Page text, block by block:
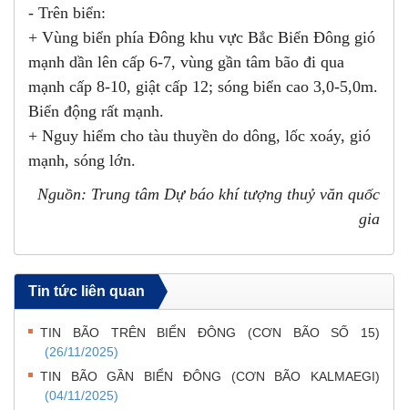
- Trên biển:
+ Vùng biển phía Đông khu vực Bắc Biển Đông gió
mạnh dần lên cấp 6-7, vùng gần tâm bão đi qua
mạnh cấp 8-10, giật cấp 12; sóng biển cao 3,0-5,0m.
Biển động rất mạnh.
+ Nguy hiểm cho tàu thuyền do dông, lốc xoáy, gió
mạnh, sóng lớn.
Nguồn: Trung tâm Dự báo khí tượng thuỷ văn quốc
gia
Tin tức liên quan
TIN BÃO TRÊN BIỂN ĐÔNG (CƠN BÃO SỐ 15)
(26/11/2025)
TIN BÃO GẦN BIỂN ĐÔNG (CƠN BÃO KALMAEGI)
(04/11/2025)